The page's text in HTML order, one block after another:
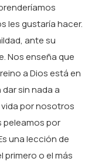
les gustaría hacer.
ante su
Nos enseña que
a Dios está en
sin nada a
vida por nosotros
peleamos por
una lección de
primero o el más